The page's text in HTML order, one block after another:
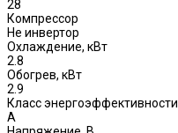
28
Компрессор
Не инвертор
Охлаждение, кВт
2.8
Обогрев, кВт
2.9
Класс энергоэффективности
A